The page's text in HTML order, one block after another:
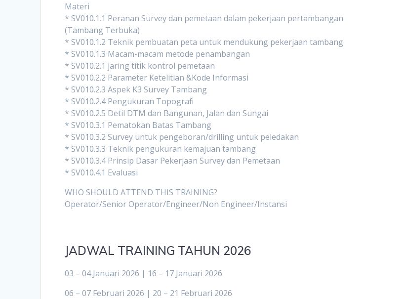
Materi
* SV010.1.1 Peranan Survey dan pemetaan dalam pekerjaan pertambangan
(Tambang Terbuka)
* SV010.1.2 Teknik pembuatan peta untuk mendukung pekerjaan tambang
* SV010.1.3 Macam-macam metode penambangan
* SV010.2.1 jaring titik kontrol pemetaan
* SV010.2.2 Parameter Ketelitian &Kode Informasi
* SV010.2.3 Aspek K3 Survey Tambang
* SV010.2.4 Pengukuran Topografi
* SV010.2.5 Detil DTM dan Bangunan, Jalan dan Sungai
* SV010.3.1 Pematokan Batas Tambang
* SV010.3.2 Survey untuk pengeboran/drilling untuk peledakan
* SV010.3.3 Teknik pengukuran kemajuan tambang
* SV010.3.4 Prinsip Dasar Pekerjaan Survey dan Pemetaan
* SV010.4.1 Evaluasi
WHO SHOULD ATTEND THIS TRAINING?
Operator/Senior Operator/Engineer/Non Engineer/Instansi
JADWAL TRAINING TAHUN 2026
03 – 04 Januari 2026 | 16 – 17 Januari 2026
06 – 07 Februari 2026 | 20 – 21 Februari 2026